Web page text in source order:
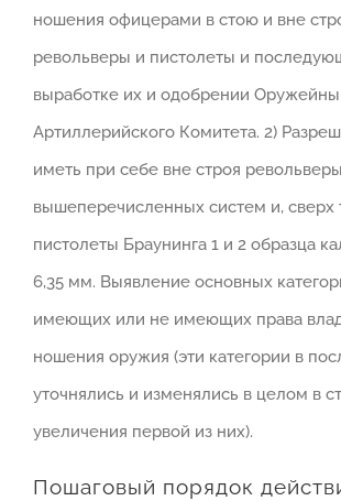
ношения офицерами в стою и вне
револьверы и пистолеты и
выработке их и одобрении
Артиллерийского Комитета. 2)
иметь при себе вне строя
вышеперечисленных систем и, сверх
пистолеты Браунинга 1 и 2 образца
6,35 мм. Выявление основных
имеющих или не имеющих права
ношения оружия (эти категории в
уточнялись и изменялись в целом в
увеличения первой из них).
Пошаговый порядок